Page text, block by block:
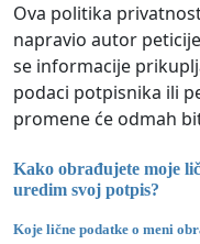
Ova politika
napravio autor
se informacije
podaci potpisnika ili
promene će odmah
Kako obrađujete moje
uredim svoj potpis?
Koje lične podatke o meni